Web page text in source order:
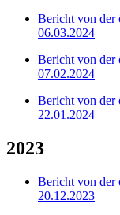
Bericht von der
06.03.2024
Bericht von der
07.02.2024
Bericht von der
22.01.2024
2023
Bericht von der
20.12.2023